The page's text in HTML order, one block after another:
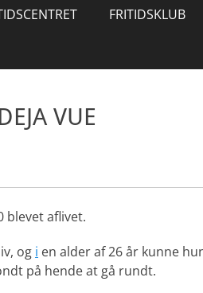
FRITIDSKLUB
VUE
blevet aflivet.
og i en alder af 26 år kunne
på hende at gå rundt.